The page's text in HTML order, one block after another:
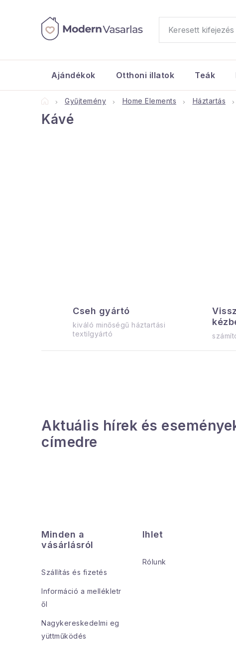
tartalomhoz
Ajándékok Otthoni illatok Teák
KezdőlapGyűjtemény Home Elements Háztartás
Kávé
e
Cseh gyártó
kiváló minőségű háztartási
textilgyártó
Aktuális hírek és
címedre
Minden a
vásárlásról
Szállítás és fizetés
Információ a mellékletr
ől
Nagykereskedelmi eg
yüttműködés
Ihlet
Rólunk